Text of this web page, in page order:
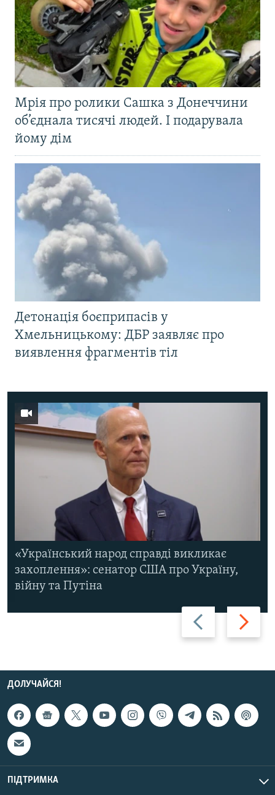
Мрія про ролики Сашка з Донеччини
об’єднала тисячі людей. І подарувала
йому дім
Детонація боєприпасів у
Хмельницькому: ДБР заявляє про
виявлення фрагментів тіл
Назад Вперед
«Український народ справді викликає
захоплення»: сенатор США про Україну,
війну та Путіна
ДОЛУЧАЙСЯ!
ПІДТРИМКА